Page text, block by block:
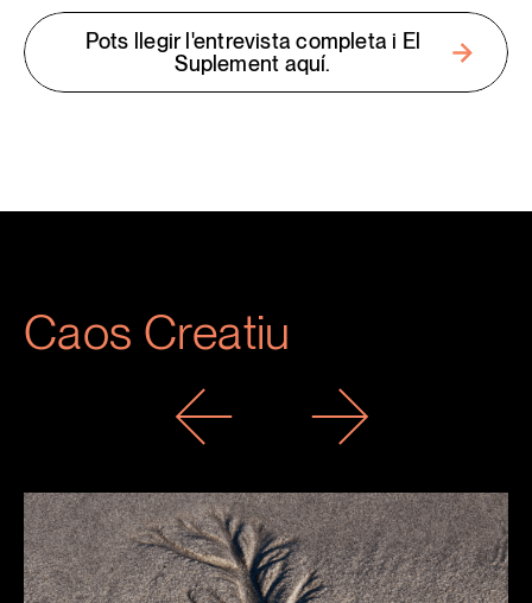
Pots llegir l'entrevista completa i El
Suplement aquí.
Caos Creatiu
Next